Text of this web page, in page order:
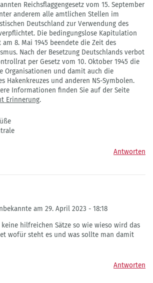
Reichsflaggengesetz vom 15. September
anderem alle amtlichen Stellen im
Deutschland zur Verwendung des
Die bedingungs­lose Kapitulation
am 8. Mai 1945 beendete die Zeit des
Nach der Besetzung Deutschlands verbot
per Gesetz vom 10. Oktober 1945 die
Organisationen und damit auch die
Hakenkreuzes und anderen NS-Symbolen.
Informationen finden Sie auf der Seite
Erinnerung.
Antworten
am 29. April 2023 - 18:18
hilfreichen Sätze so wie wieso wird das
wofür steht es und was sollte man damit
Antworten